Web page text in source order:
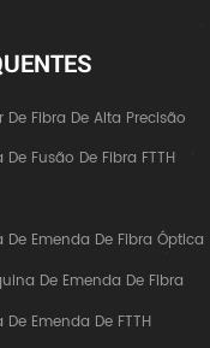
Fibra De Alta Precisão
Fusão De Fibra FTTH
De Emenda De Fibra Óptica
De Emenda De Fibra
Emenda De FTTH